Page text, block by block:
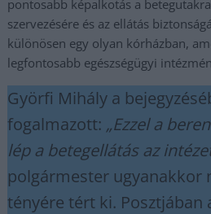
pontosabb képalkotás a
szervezésére és az ellátás
különösen egy olyan kórházban,
legfontosabb egészségügyi
Györfi Mihály a
fogalmazott: „Ezzel a
lép a betegellátás az
polgármester ugyanakkor
tényére tért ki. Posztjában